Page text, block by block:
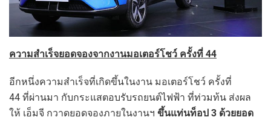
ความสำเร็จยอดจองจากงานมอเตอร์โชว์ ครั้งที่ 44
อีกหนึ่งความสำเร็จที่เกิดขึ้นในงาน มอเตอร์โชว์ ครั้งที่
44 ที่ผ่านมา กับกระแสตอบรับรถยนต์ไฟฟ้า ที่ท่วมท้น ส่งผล
ให้ เอ็มจี กวาดยอดจองภายในงานฯ ขึ้นแท่นท็อป 3 ด้วยยอด